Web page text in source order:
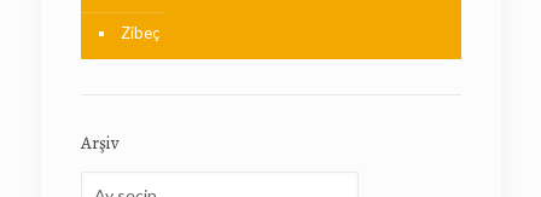
Zibeç
Arşiv